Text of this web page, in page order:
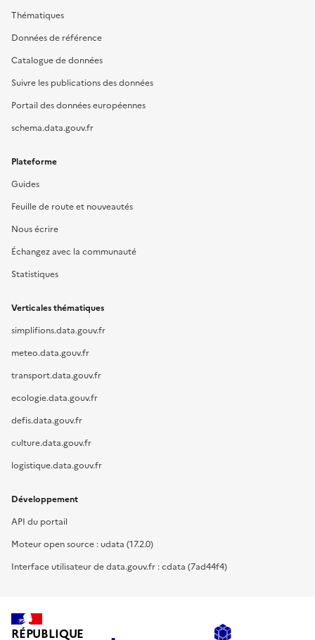
Thématiques
Données de référence
Catalogue de données
Suivre les publications des données
Portail des données européennes
schema.data.gouv.fr
Plateforme
Guides
Feuille de route et nouveautés
Nous écrire
Échangez avec la communauté
Statistiques
Verticales thématiques
simplifions.data.gouv.fr
meteo.data.gouv.fr
transport.data.gouv.fr
ecologie.data.gouv.fr
defis.data.gouv.fr
culture.data.gouv.fr
logistique.data.gouv.fr
Développement
API du portail
Moteur open source : udata (17.2.0)
Interface utilisateur de data.gouv.fr : cdata (7ad44f4)
RÉPUBLIQUE